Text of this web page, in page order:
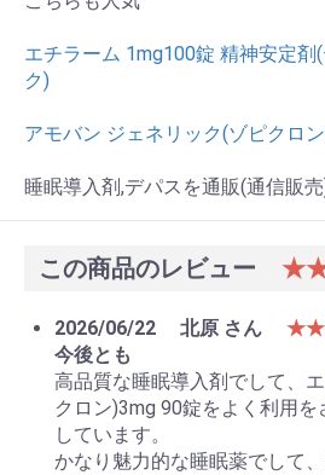
エチラーム 1mg100錠 精神安定剤
ク)
アモバン ジェネリック(ゾピクロ
睡眠導入剤,デパスを通販(通信販
この商品のレビュー
2026/06/22 北原 さん
今後とも
高品質な睡眠導入剤でして、
クロン)3mg 90錠をよく利用
しています。
かなり魅力的な睡眠薬でして